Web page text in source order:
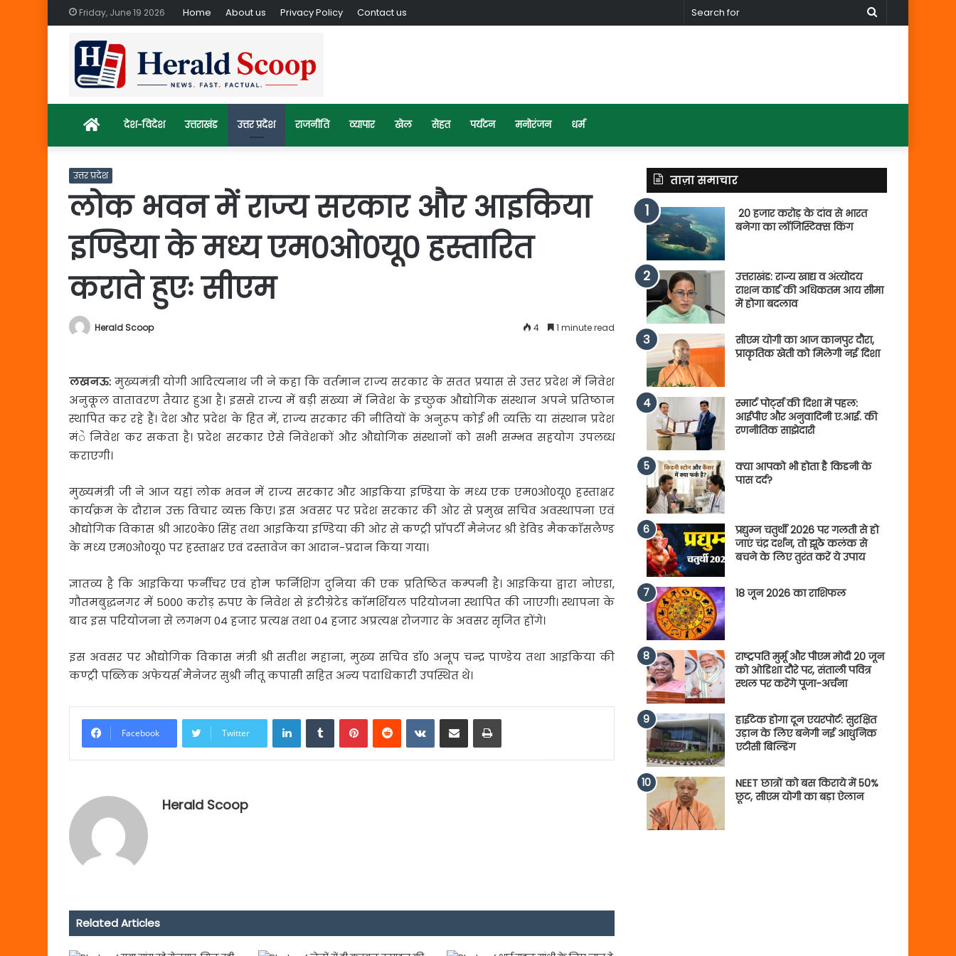
Friday, June 19 2026 Home About us Privacy Policy Contact us
Search
Homeदेश-विदेश उत्तराखंड उत्तर प्रदेश राजनीति व्यापार खेल सेहत पर्यटन मनोरंजन धर्म
उत्तर प्रदेश
लोक भवन में राज्य सरकार और आइकिया
इण्डिया के मध्य एम0ओ0यू0 हस्तारित
कराते हुएः सीएम
Herald Scoop 4 1 minute read
लखनऊ: मुख्यमंत्री योगी आदित्यनाथ जी ने कहा कि वर्तमान राज्य सरकार के सतत प्रयास से उत्तर प्रदेश में निवेश
अनुकूल वातावरण तैयार हुआ है। इससे राज्य में बड़ी संख्या में निवेश के इच्छुक औद्योगिक संस्थान अपने प्रतिष्ठान
स्थापित कर रहे हैं। देश और प्रदेश के हित में, राज्य सरकार की नीतियों के अनुरूप कोई भी व्यक्ति या संस्थान प्रदेश
मंे निवेश कर सकता है। प्रदेश सरकार ऐसे निवेशकों और औद्योगिक संस्थानों को सभी सम्भव सहयोग उपलब्ध
कराएगी।
मुख्यमंत्री जी ने आज यहां लोक भवन में राज्य सरकार और आइकिया इण्डिया के मध्य एक एम0ओ0यू0 हस्ताक्षर
कार्यक्रम के दौरान उक्त विचार व्यक्त किए। इस अवसर पर प्रदेश सरकार की ओर से प्रमुख सचिव अवस्थापना एवं
औद्योगिक विकास श्री आर0के0 सिंह तथा आइकिया इण्डिया की ओर से कण्ट्री प्राॅपर्टी मैनेजर श्री डेविड मैककाॅसलैण्ड
के मध्य एम0ओ0यू0 पर हस्ताक्षर एवं दस्तावेज का आदान-प्रदान किया गया।
ज्ञातव्य है कि आइकिया फर्नीचर एवं होम फर्निशिंग दुनिया की एक प्रतिष्ठित कम्पनी है। आइकिया द्वारा नोएडा,
गौतमबुद्धनगर में 5000 करोड़ रुपए के निवेश से इंटीग्रेटेड काॅमर्शियल परियोजना स्थापित की जाएगी। स्थापना के
बाद इस परियोजना से लगभग 04 हजार प्रत्यक्ष तथा 04 हजार अप्रत्यक्ष रोजगार के अवसर सृजित होंगे।
इस अवसर पर औद्योगिक विकास मंत्री श्री सतीश महाना, मुख्य सचिव डाॅ0 अनूप चन्द्र पाण्डेय तथा आइकिया की
कण्ट्री पब्लिक अफेयर्स मैनेजर सुश्री नीतू कपासी सहित अन्य पदाधिकारी उपस्थित थे।
Facebook Twitter
LinkedInTumblrPinterestReddit VKontakte
Share via Email Print
Herald Scoop
Related Articles
ताज़ा समाचार
20 हजार करोड़ के दांव से भारत
बनेगा का लॉजिस्टिक्स किंग
उत्तराखंड: राज्य खाद्य व अंत्योदय
राशन कार्ड की अधिकतम आय सीमा
में होगा बदलाव
सीएम योगी का आज कानपुर दौरा,
प्राकृतिक खेती को मिलेगी नई दिशा
स्मार्ट पोर्ट्स की दिशा में पहल:
आईपीए और अनुवादिनी ए.आई. की
रणनीतिक साझेदारी
क्या आपको भी होता है किडनी के
पास दर्द?
प्रद्युम्न चतुर्थी 2026 पर गलती से हो
जाएं चंद्र दर्शन, तो झूठे कलंक से
बचने के लिए तुरंत करें ये उपाय
18 जून 2026 का राशिफल
राष्ट्रपति मुर्मू और पीएम मोदी 20 जून
को ओडिशा दौरे पर, संताली पवित्र
स्थल पर करेंगे पूजा-अर्चना
हाईटेक होगा दून एयरपोर्ट: सुरक्षित
उड़ान के लिए बनेगी नई आधुनिक
एटीसी बिल्डिंग
NEET छात्रों को बस किराये में 50%
छूट, सीएम योगी का बड़ा ऐलान